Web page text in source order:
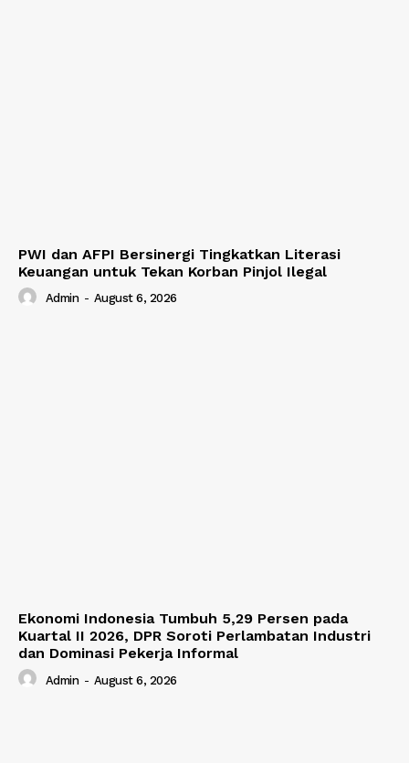
PWI dan AFPI Bersinergi Tingkatkan Literasi
Keuangan untuk Tekan Korban Pinjol Ilegal
Admin - August 6, 2026
Ekonomi Indonesia Tumbuh 5,29 Persen pada
Kuartal II 2026, DPR Soroti Perlambatan Industri
dan Dominasi Pekerja Informal
Admin - August 6, 2026